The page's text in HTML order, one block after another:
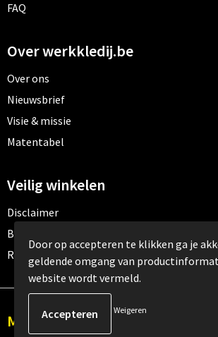
FAQ
Over werkkledij.be
Over ons
Nieuwsbrief
Visie & missie
Matentabel
Veilig winkelen
Disclaimer
Betaalmethoden
Retourneren
Meld je aan voor onze
Door op accepteren te klikken ga je
geldende omgang van
website wordt vermeld.
Weigeren